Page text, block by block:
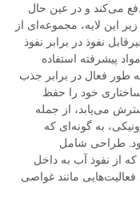
می‌کند و در عین حال
این لایه، مجموعه‌ای از
نفوذ در برابر نفوذ
پیشرفته استفاده
طور فعال در برابر جذب
خود را حفظ
می‌یابد، از جمله
به گونه‌ای که
طراحی شامل
از نفوذ آب به داخل
مانند غواصی